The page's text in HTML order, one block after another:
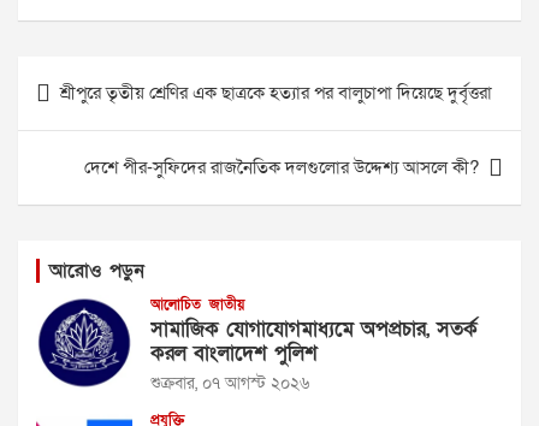
Post
navigation
শ্রীপুরে তৃতীয় শ্রেণির এক ছাত্রকে হত্যার পর বালুচাপা দিয়েছে দুর্বৃত্তরা
দেশে পীর-সুফিদের রাজনৈতিক দলগুলোর উদ্দেশ্য আসলে কী?
আরোও পড়ুন
আলোচিত জাতীয়
সামাজিক যোগাযোগমাধ্যমে অপপ্রচার, সতর্ক
করল বাংলাদেশ পুলিশ
শুক্রবার, ০৭ আগস্ট ২০২৬
প্রযুক্তি